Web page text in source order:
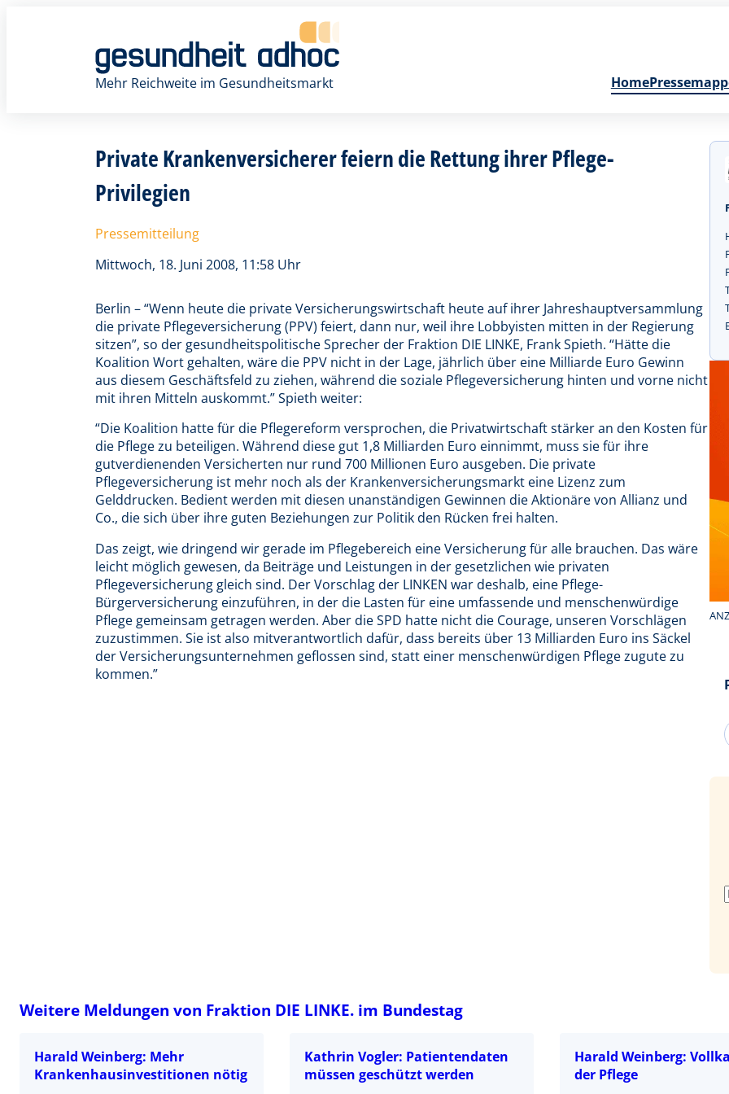
Mehr Reichweite im Gesundheitsmarkt
Home
Private Krankenversicherer feiern die Rettung ihrer Pflege-
Privilegien
Pressemitteilung
Mittwoch, 18. Juni 2008, 11:58 Uhr
Berlin – “Wenn heute die private Versicherungswirtschaft heute auf ihrer Jahreshauptversammlung
die private Pflegeversicherung (PPV) feiert, dann nur, weil ihre Lobbyisten mitten in der Regierung
sitzen”, so der gesundheitspolitische Sprecher der Fraktion DIE LINKE, Frank Spieth. “Hätte die
Koalition Wort gehalten, wäre die PPV nicht in der Lage, jährlich über eine Milliarde Euro Gewinn
aus diesem Geschäftsfeld zu ziehen, während die soziale Pflegeversicherung hinten und vorne nicht
mit ihren Mitteln auskommt.” Spieth weiter:
“Die Koalition hatte für die Pflegereform versprochen, die Privatwirtschaft stärker an den Kosten für
die Pflege zu beteiligen. Während diese gut 1,8 Milliarden Euro einnimmt, muss sie für ihre
gutverdienenden Versicherten nur rund 700 Millionen Euro ausgeben. Die private
Pflegeversicherung ist mehr noch als der Krankenversicherungsmarkt eine Lizenz zum
Gelddrucken. Bedient werden mit diesen unanständigen Gewinnen die Aktionäre von Allianz und
Co., die sich über ihre guten Beziehungen zur Politik den Rücken frei halten.
Das zeigt, wie dringend wir gerade im Pflegebereich eine Versicherung für alle brauchen. Das wäre
leicht möglich gewesen, da Beiträge und Leistungen in der gesetzlichen wie privaten
Pflegeversicherung gleich sind. Der Vorschlag der LINKEN war deshalb, eine Pflege-
Bürgerversicherung einzuführen, in der die Lasten für eine umfassende und menschenwürdige
Pflege gemeinsam getragen werden. Aber die SPD hatte nicht die Courage, unseren Vorschlägen
zuzustimmen. Sie ist also mitverantwortlich dafür, dass bereits über 13 Milliarden Euro ins Säckel
der Versicherungsunternehmen geflossen sind, statt einer menschenwürdigen Pflege zugute zu
kommen.”
Weitere Meldungen von Fraktion DIE LINKE. im Bundestag
Harald Weinberg: Mehr
Krankenhausinvestitionen nötig
Kathrin Vogler: Patientendaten
müssen geschützt werden
Harald Weinberg:
der Pflege